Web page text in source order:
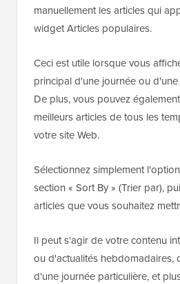
manuellement les articles qui
widget Articles populaires.
Ceci est utile lorsque vous
principal d'une journée ou
De plus, vous pouvez
meilleurs articles de tous les
votre site Web.
Sélectionnez simplement
section « Sort By » (Trier par),
articles que vous souhaitez
Il peut s'agir de votre contenu
ou d'actualités hebdomadaires,
d'une journée particulière, et